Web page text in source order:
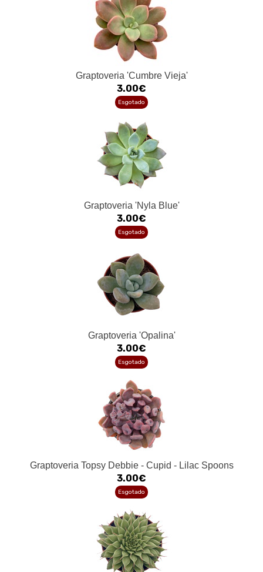
Graptoveria 'Cumbre Vieja'
3.00€
Esgotado
Graptoveria 'Nyla Blue'
3.00€
Esgotado
Graptoveria 'Opalina'
3.00€
Esgotado
Graptoveria Topsy Debbie - Cupid - Lilac Spoons
3.00€
Esgotado